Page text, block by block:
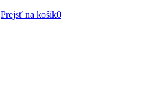
Prejsť na košík0